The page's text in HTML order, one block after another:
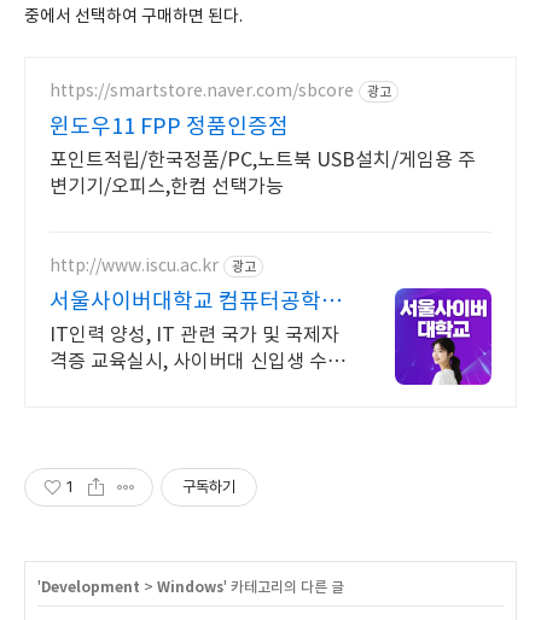
중에서 선택하여 구매하면 된다.
https://smartstore.naver.com/sbcore 광고
윈도우11 FPP 정품인증점
포인트적립/한국정품/PC,노트북 USB설치/게임용 주
변기기/오피스,한컴 선택가능
http://www.iscu.ac.kr 광고
서울사이버대학교 컴퓨터공학과
2026 가을학기 신편입생
IT인력 양성, IT 관련 국가 및 국제자
격증 교육실시, 사이버대 신입생 수 1
1 구독하기
' Development > Windows' 카테고리의 다른 글